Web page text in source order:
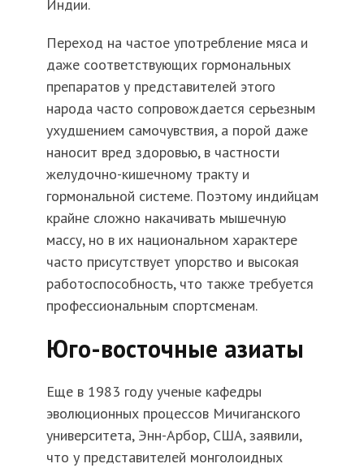
Индии.
Переход на частое употребление мяса и
даже соответствующих гормональных
препаратов у представителей этого
народа часто сопровождается серьезным
ухудшением самочувствия, а порой даже
наносит вред здоровью, в частности
желудочно-кишечному тракту и
гормональной системе. Поэтому индийцам
крайне сложно накачивать мышечную
массу, но в их национальном характере
часто присутствует упорство и высокая
работоспособность, что также требуется
профессиональным спортсменам.
Юго-восточные азиаты
Еще в 1983 году ученые кафедры
эволюционных процессов Мичиганского
университета, Энн-Арбор, США, заявили,
что у представителей монголоидных